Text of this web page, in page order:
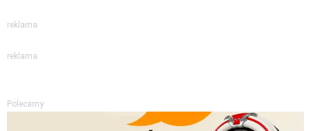
reklama
reklama
Polecamy